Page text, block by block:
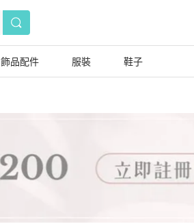
飾品配件 服裝 鞋子